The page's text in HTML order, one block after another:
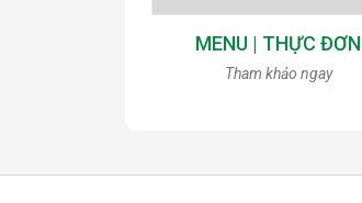
MENU | THỰC ĐƠN
Tham khảo ngay